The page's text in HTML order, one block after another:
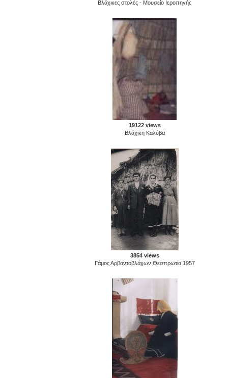
Βλάχικες στολές - Μουσείο Ιεροπηγής
19122 views
Βλάχικη Καλύβα
3854 views
Γάμος Αρβαντοβλάχων Θεσπρωτία 1957